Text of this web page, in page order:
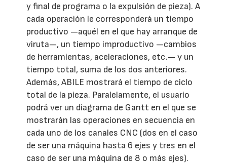
y final de programa o la expulsión de pieza). A
cada operación le corresponderá un tiempo
productivo —aquél en el que hay arranque de
viruta—, un tiempo improductivo —cambios
de herramientas, aceleraciones, etc.— y un
tiempo total, suma de los dos anteriores.
Además, ABILE mostrará el tiempo de ciclo
total de la pieza. Paralelamente, el usuario
podrá ver un diagrama de Gantt en el que se
mostrarán las operaciones en secuencia en
cada uno de los canales CNC (dos en el caso
de ser una máquina hasta 6 ejes y tres en el
caso de ser una máquina de 8 o más ejes).